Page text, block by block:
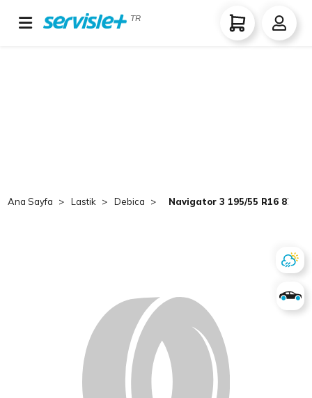
TR
Ana Sayfa Lastik Debica Navigator 3 195/55 R16 87H